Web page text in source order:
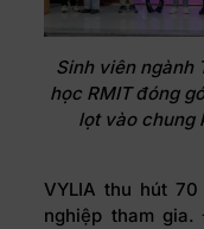
Sinh viên ngành
học RMIT đóng
lọt vào chung
VYLIA thu hút
nghiệp tham